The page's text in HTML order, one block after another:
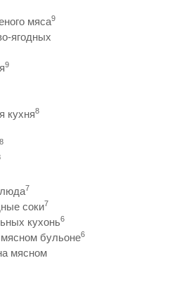
мяса9
ягодных
9
кухня8
8
7
соки7
кухонь6
бульоне6
мясном